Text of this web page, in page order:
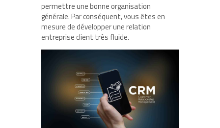
permettre une bonne organisation
générale. Par conséquent, vous êtes en
mesure de développer une relation
entreprise client très fluide.